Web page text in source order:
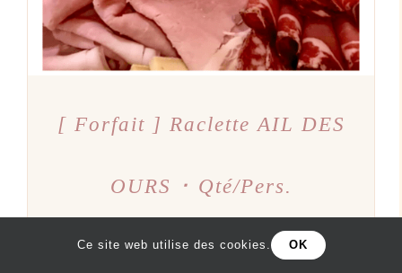
[ Forfait ] Raclette AIL DES
OURS ･ Qté/Pers.
Ce site web utilise des cookies. OK